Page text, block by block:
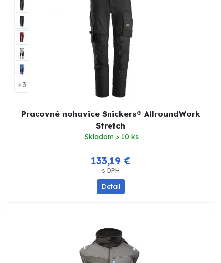
+3
Pracovné nohavice Snickers® AllroundWork
Stretch
Skladom > 10 ks
133,19 €
s DPH
Detail